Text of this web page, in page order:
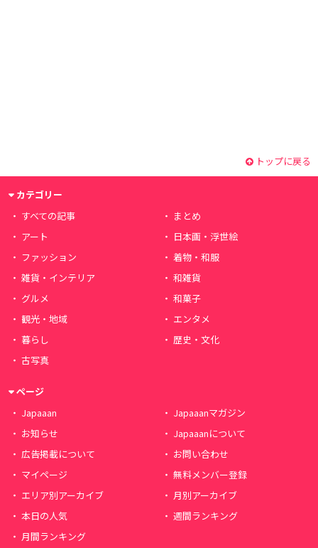
トップに戻る
カテゴリー
すべての記事
まとめ
アート
日本画・浮世絵
ファッション
着物・和服
雑貨・インテリア
和雑貨
グルメ
和菓子
観光・地域
エンタメ
暮らし
歴史・文化
古写真
ページ
Japaaan
Japaaanマガジン
お知らせ
Japaaanについて
広告掲載について
お問い合わせ
マイページ
無料メンバー登録
エリア別アーカイブ
月別アーカイブ
本日の人気
週間ランキング
月間ランキング